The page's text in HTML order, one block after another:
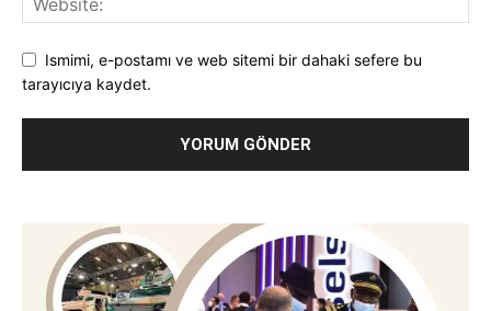
Ismimi, e-postamı ve web sitemi bir dahaki sefere bu
tarayıcıya kaydet.